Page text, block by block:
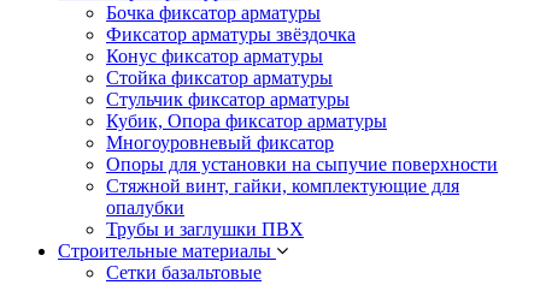
Бочка фиксатор арматуры
Фиксатор арматуры звёздочка
Конус фиксатор арматуры
Стойка фиксатор арматуры
Стульчик фиксатор арматуры
Кубик, Опора фиксатор арматуры
Многоуровневый фиксатор
Опоры для установки на сыпучие поверхности
Стяжной винт, гайки, комплектующие для
опалубки
Трубы и заглушки ПВХ
Строительные материалы
Сетки базальтовые